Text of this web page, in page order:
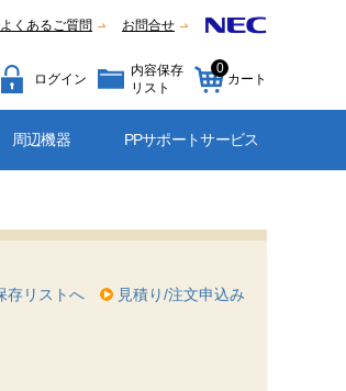
よくあるご質問 お問合せ
ログイン
内容保存
リスト
0
カート
周辺機器 PPサポートサービス